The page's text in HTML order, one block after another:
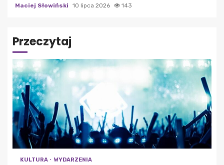
Maciej Słowiński 10 lipca 2026 143
Przeczytaj
KULTURA WYDARZENIA